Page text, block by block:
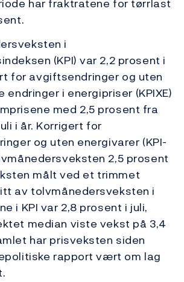
har fraktratene for tørrlast
i
(KPI) var 2,2 prosent i
for avgiftsendringer og uten
endringer i energipriser (KPIXE)
med 2,5 prosent fra
i år. Korrigert for
og uten energivarer (KPI-
2,5 prosent
målt ved et trimmet
av tolvmånedersveksten i
i KPI var 2,8 prosent i juli,
median viste vekst på 3,4
har prisveksten siden
rapport vært om lag